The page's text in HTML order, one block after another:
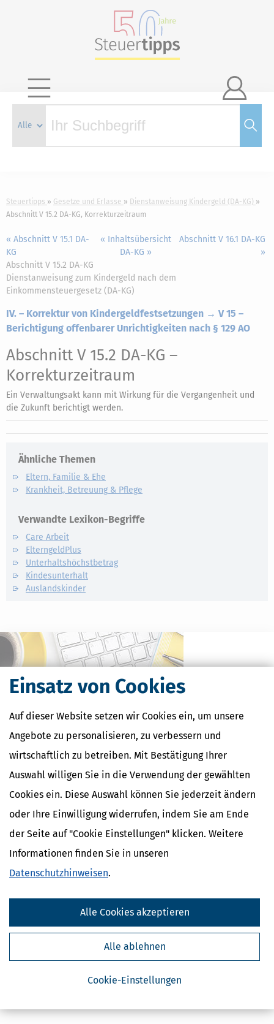
Einsatz von Cookies
Auf dieser Website setzen wir Cookies ein, um unsere
Angebote zu personalisieren, zu verbessern und
wirtschaftlich zu betreiben. Mit Bestätigung Ihrer
Auswahl willigen Sie in die Verwendung der gewählten
Cookies ein. Diese Auswahl können Sie jederzeit ändern
oder Ihre Einwilligung widerrufen, indem Sie am Ende
der Seite auf "Cookie Einstellungen" klicken. Weitere
Informationen finden Sie in unseren
Datenschutzhinweisen.
Cookie-Einstellungen
Alle ablehnen
Alle Cookies akzeptieren

Steuertipps Gesetze und Erlasse
Dienstanweisung Kindergeld (DA-KG)
Abschnitt V 15.2 DA-KG, Korrekturzeitraum
« Abschnitt V 15.1 DA-
KG
« Inhaltsübersicht
DA-KG »
Abschnitt V 16.1 DA-KG
»
Abschnitt V 15.2 DA-KG
Dienstanweisung zum Kindergeld nach dem
Einkommensteuergesetz (DA-KG)
IV. – Korrektur von Kindergeldfestsetzungen → V 15 –
Berichtigung offenbarer Unrichtigkeiten nach § 129 AO
Abschnitt V 15.2 DA-KG –
Korrekturzeitraum
Ein Verwaltungsakt kann mit Wirkung für die Vergangenheit und
die Zukunft berichtigt werden.
Ähnliche Themen
Eltern, Familie & Ehe
Krankheit, Betreuung & Pflege
Verwandte Lexikon-Begriffe
Care Arbeit
ElterngeldPlus
Unterhaltshöchstbetrag
Kindesunterhalt
Auslandskinder
Kostenlose Steuertipps & News
Absenden
Steuertipps
Steuertipps Selbstständige
Geldtipps
von Steuertipps abonnieren. Die
Datenschutzhinweisehabe ich gelesen.